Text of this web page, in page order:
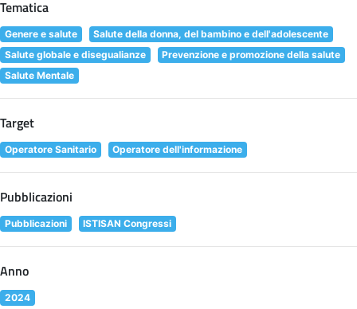
Tematica
Genere e salute
Salute della donna, del bambino e dell'adolescente
Salute globale e disegualianze
Prevenzione e promozione della salute
Salute Mentale
Target
Operatore Sanitario Operatore dell'informazione
Pubblicazioni
Pubblicazioni ISTISAN Congressi
Anno
2024